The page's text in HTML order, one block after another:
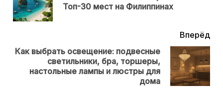
Топ-30 мест на Филиппинах
Вперёд
post:
Как выбрать освещение: подвесные
светильники, бра, торшеры,
настольные лампы и люстры для
дома